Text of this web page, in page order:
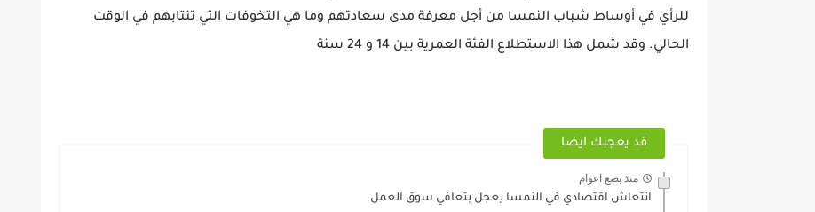
للرأي في أوساط شباب النمسا من أجل معرفة مدى سعادتهم وما هي التخوفات التي تنتابهم في الوقت
الحالي. وقد شمل هذا الاستطلاع الفئة العمرية بين 14 و 24 سنة
قد يعجبك ايضا
منذ بضع اعوام
انتعاش اقتصادي في النمسا يعجل بتعافي سوق العمل